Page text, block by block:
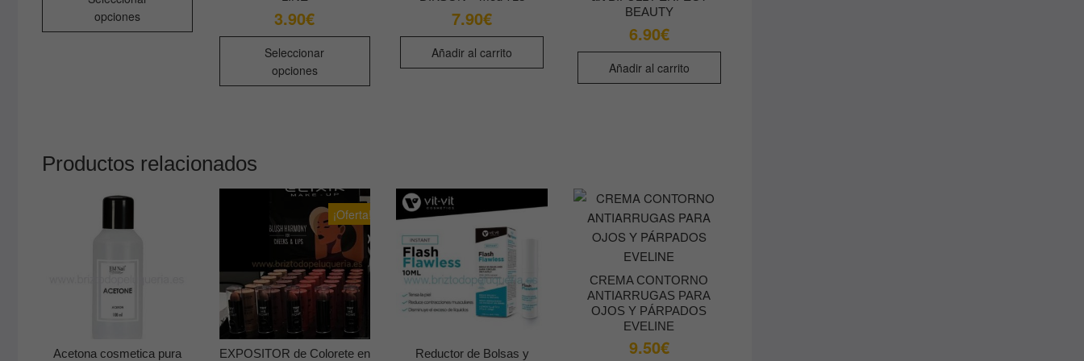
12.90€
opciones
elegir
3.90€
Seleccionar
opciones
Este
pueden
elegir
en
la
página
producto
7.90€
Añadir al carrito
BEAUTY
6.90€
Añadir al carrito
Productos relacionados
Acetona cosmetica pura
¡Oferta!
EXPOSITOR de Colorete en Reductor de Bolsas y
CREMA CONTORNO
ANTIARRUGAS PARA
OJOS Y PÁRPADOS
EVELINE
9.50€